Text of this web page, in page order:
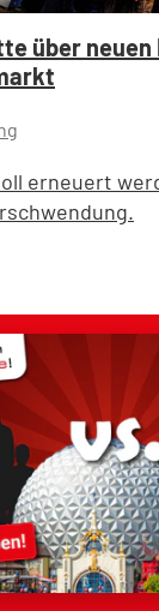
über
erneuert